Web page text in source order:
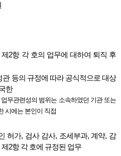
2항 각 호의 업무에 대하여 퇴직 후
관 등의 규정에 따라 공식적으로 대상
한
무관련성의 범위는 소속하였던 기관 또는
시에는 본인이 직접
허가, 검사 감사, 조세부과, 계약, 감
2항 각 호에 규정된 업무